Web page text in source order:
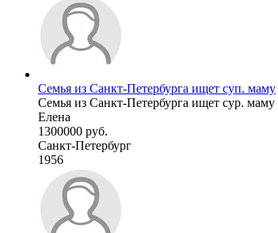
Семья из Санкт-Петербурга ищет суп. маму
Семья из Санкт-Петербурга ищет сур.
Елена
1300000 руб.
Санкт-Петербург
1956